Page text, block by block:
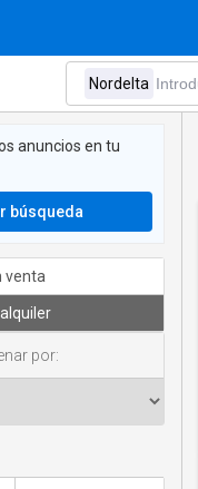
anuncios en tu
búsqueda
venta
alquiler
por: